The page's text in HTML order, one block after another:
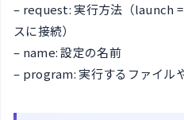
– request: 実行方法（launch
スに接続）
– name: 設定の名前
– program: 実行するファイル